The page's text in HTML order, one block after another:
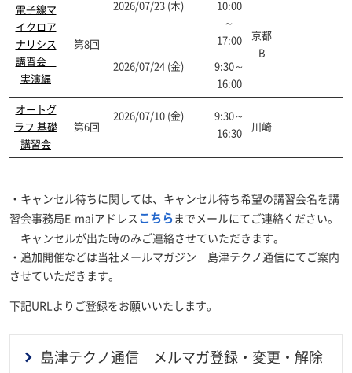
電子線マ
イクロア
ナリシス
講習会
実演編
第8回
2026/07/23 (木)
10:00
～
17:00
2026/07/24 (金)
9:30～
16:00
京都
B
オートグ
ラフ 基礎
講習会
第6回
2026/07/10 (金)
9:30～
16:30
川崎
・キャンセル待ちに関しては、キャンセル待ち希望の講習会名を講
習会事務局E-maiアドレス こちら までメールにてご連絡ください。
キャンセルが出た時のみご連絡させていただきます。
・追加開催などは当社メールマガジン 島津テクノ通信にてご案内
させていただきます。
下記URLよりご登録をお願いいたします。
島津テクノ通信 メルマガ登録・変更・解除